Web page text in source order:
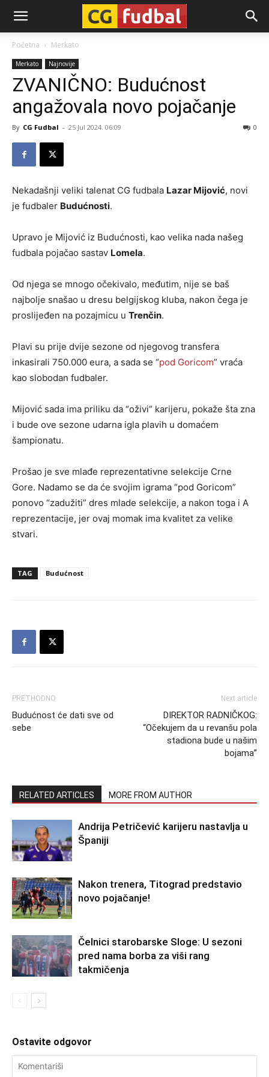
CG-
Fudbal
Početna Merkato
Merkato Najnovije
ZVANIČNO: Budućnost
angažovala novo pojačanje
By CG Fudbal - 25 Jul 2024. 06:09 0
Nekadašnji veliki talenat CG fudbala Lazar Mijović, novi
je fudbaler Budućnosti.
Upravo je Mijović iz Budućnosti, kao velika nada našeg
fudbala pojačao sastav Lomela.
Od njega se mnogo očekivalo, međutim, nije se baš
najbolje snašao u dresu belgijskog kluba, nakon čega je
proslijeđen na pozajmicu u Trenčin.
Plavi su prije dvije sezone od njegovog transfera
inkasirali 750.000 eura, a sada se “pod Goricom” vraća
kao slobodan fudbaler.
Mijović sada ima priliku da “oživi” karijeru, pokaže šta zna
i bude ove sezone udarna igla plavih u domaćem
šampionatu.
Prošao je sve mlađe reprezentativne selekcije Crne
Gore. Nadamo se da će svojim igrama “pod Goricom”
ponovo “zadužiti” dres mlade selekcije, a nakon toga i A
reprezentacije, jer ovaj momak ima kvalitet za velike
stvari.
TAG Budućnost
PRETHODNO
Budućnost će dati sve od
sebe
Next article
DIREKTOR RADNIČKOG:
“Očekujem da u revanšu pola
stadiona bude u našim
bojama”
RELATED ARTICLES MORE FROM AUTHOR
Andrija Petričević karijeru nastavlja u
Španiji
Nakon trenera, Titograd predstavio
novo pojačanje!
Čelnici starobarske Sloge: U sezoni
pred nama borba za viši rang
takmičenja
Ostavite odgovor